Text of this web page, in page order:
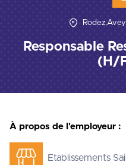
Responsable
(H/
À propos de l'employeur :
Etablissements